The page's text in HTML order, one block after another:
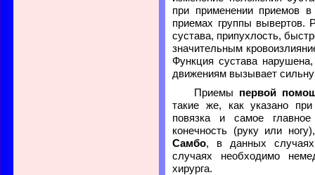
при применении приемов
приемах группы вывертов.
сустава, припухлость,
значительным
Функция сустава
движениям вызывает
Приемы первой
такие же, как указано
повязка и самое
конечность (руку или
Самбо, в данных
случаях необходимо
хирурга.